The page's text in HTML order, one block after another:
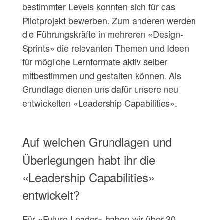
bestimmter Levels konnten sich für das
Pilotprojekt bewerben. Zum anderen werden
die Führungskräfte in mehreren «Design-
Sprints» die relevanten Themen und Ideen
für mögliche Lernformate aktiv selber
mitbestimmen und gestalten können. Als
Grundlage dienen uns dafür unsere neu
entwickelten «Leadership Capabilities».
Auf welchen Grundlagen und
Überlegungen habt ihr die
«Leadership Capabilities»
entwickelt?